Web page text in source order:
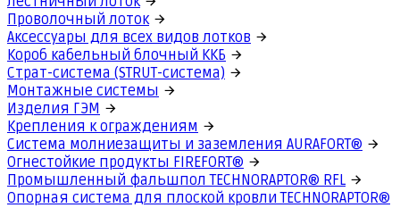
Проволочный лоток
Аксессуары для всех видов лотков
Короб кабельный блочный ККБ
Страт-система (STRUT-система)
Монтажные системы
Изделия ГЭМ
Крепления к ограждениям
Система молниезащиты и заземления AURAFORT®
Огнестойкие продукты FIREFORT®
Промышленный фальшпол TECHNORAPTOR® RFL
Опорная система для плоской кровли TECHNORAPTOR®